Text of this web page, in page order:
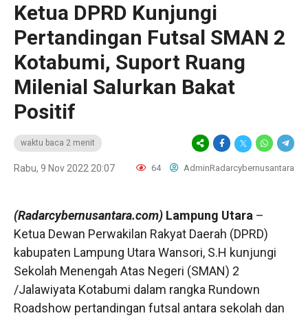
Ketua DPRD Kunjungi
Pertandingan Futsal SMAN 2
Kotabumi, Suport Ruang
Milenial Salurkan Bakat
Positif
waktu baca 2 menit
Rabu, 9 Nov 2022 20:07 64 AdminRadarcybernusantara
(Radarcybernusantara.com) Lampung Utara –
Ketua Dewan Perwakilan Rakyat Daerah (DPRD)
kabupaten Lampung Utara Wansori, S.H kunjungi
Sekolah Menengah Atas Negeri (SMAN) 2
/Jalawiyata Kotabumi dalam rangka Rundown
Roadshow pertandingan futsal antara sekolah dan